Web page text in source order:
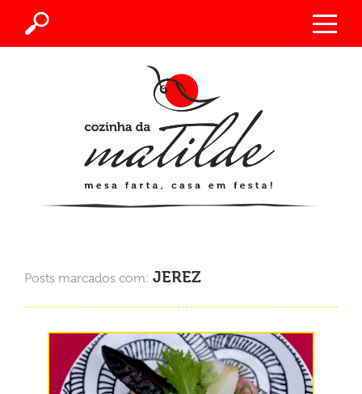
Posts marcados com: JEREZ